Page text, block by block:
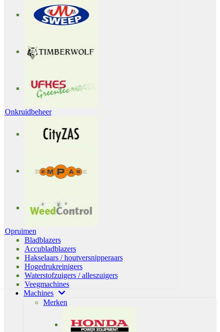
Onkruidbeheer
Opruimen
Bladblazers
Accubladblazers
Hakselaars / houtversnipperaars
Hogedrukreinigers
Waterstofzuigers / alleszuigers
Veegmachines
Machines
Merken